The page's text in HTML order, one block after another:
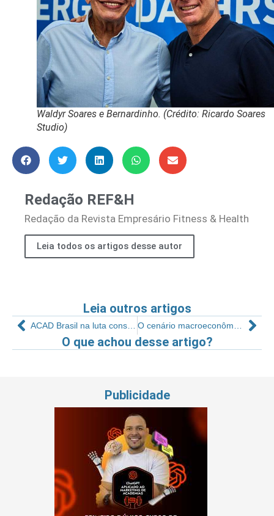
Waldyr Soares e Bernardinho. (Crédito: Ricardo Soares
Studio)
Redação REF&H
Redação da Revista Empresário Fitness & Health
Leia todos os artigos desse autor
Leia outros artigos
O que achou desse artigo?
Publicidade